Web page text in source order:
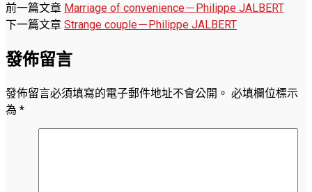
前一篇文章 Marriage of convenience－Philippe JALBERT
下一篇文章 Strange couple－Philippe JALBERT
發佈留言
發佈留言必須填寫的電子郵件地址不會公開。 必填欄位標示
為 *